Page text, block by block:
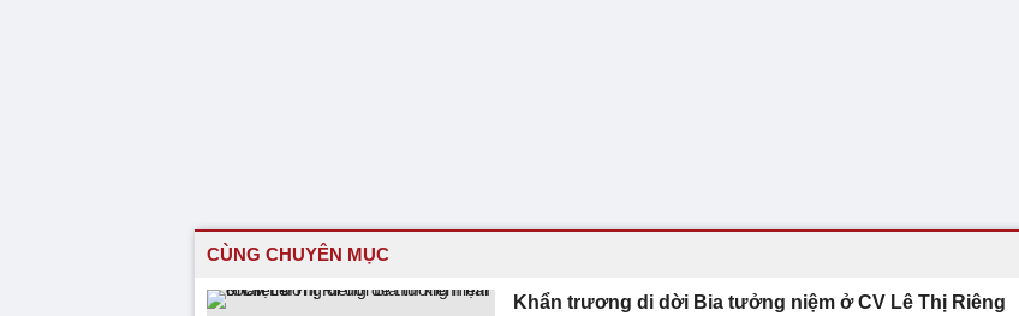
CÙNG CHUYÊN MỤC
Khẩn trương di dời Bia tưởng niệm ở CV Lê Thị Riêng